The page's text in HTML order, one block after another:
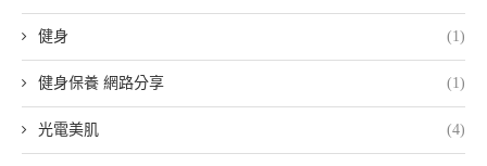
健身 (1)
健身保養 網路分享 (1)
光電美肌 (4)